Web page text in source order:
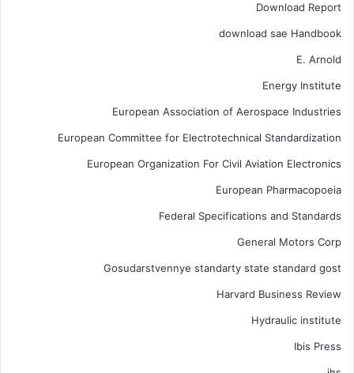
Download Report
download sae Handbook
E. Arnold
Energy Institute
European Association of Aerospace Industries
European Committee for Electrotechnical Standardization
European Organization For Civil Aviation Electronics
European Pharmacopoeia
Federal Specifications and Standards
General Motors Corp
Gosudarstvennye standarty state standard gost
Harvard Business Review
Hydraulic institute
Ibis Press